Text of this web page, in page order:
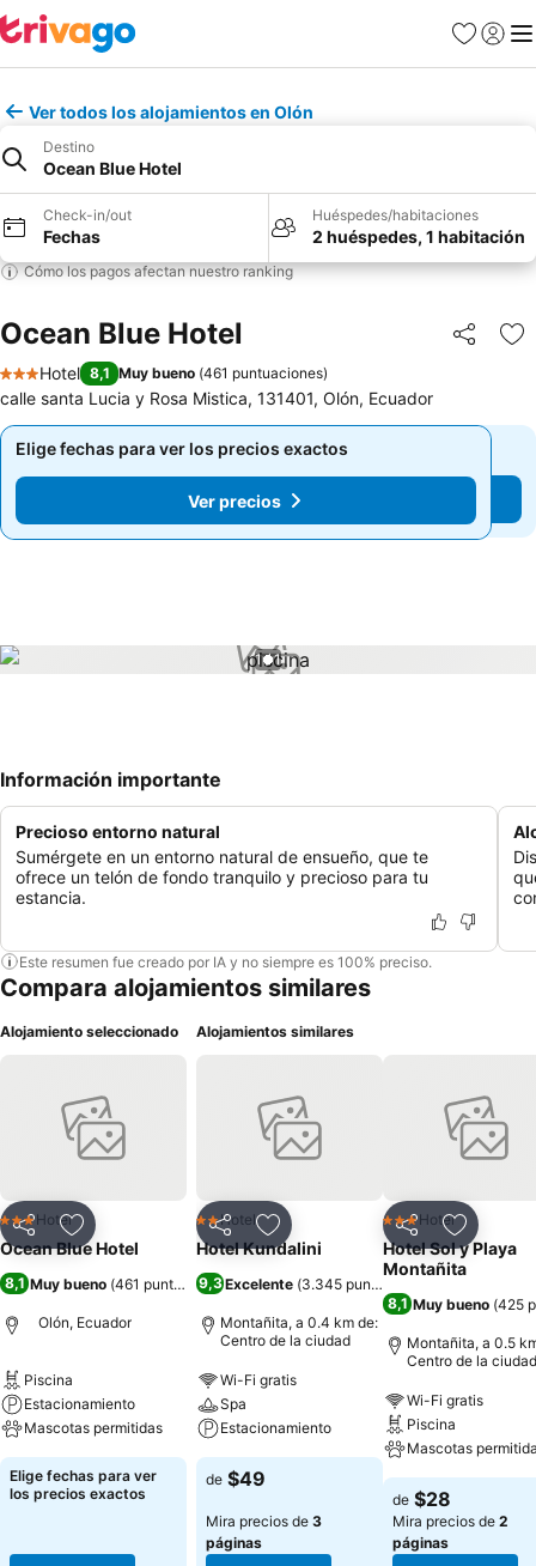
Favoritos
Iniciar
Ver todos los alojamientos en Olón
Destino
Ocean Blue Hotel
Check-in/out
Fechas
Huéspedes/habitaciones
2 huéspedes, 1 habitación
Cómo los pagos afectan nuestro ranking
Ocean Blue Hotel Compartir
3 Estrellas
Hotel 8,1 Muy bueno (461 puntuaciones)
calle santa Lucia y Rosa Mistica, 131401, Olón, Ecuador
Elige fechas para ver los precios exactos
Ver precios
Elige fechas para ver los precios exactos
Ver precios
1 / 1
Información importante
Precioso entorno natural
Sumérgete en un entorno natural de ensueño, que te
ofrece un telón de fondo tranquilo y precioso para tu
estancia.
Este resumen fue creado por IA y no siempre es 100% preciso.
Compara alojamientos similares
Alojamiento seleccionado
CompartirAgregar a favoritos
3 Estrellas
Hotel
Ocean Blue Hotel
8,1 Muy bueno (461 puntuaciones)
Olón, Ecuador
Piscina
Estacionamiento
Mascotas permitidas
Elige fechas para ver
los precios exactos
Alojamientos similares
CompartirAgregar a favoritos
2 Estrellas
Hotel
Hotel Kundalini
9,3Excelente (3.345 puntuaciones
Montañita, a 0.4 km de:
Centro de la ciudad
Wi-Fi gratis
Spa
Estacionamiento
de $49
Mira precios de 3
páginas
CompartirAgregar
3 Estrellas
Hotel
Hotel Sol y Playa
Montañita
8,1 Muy bueno (425
Montañita, a 0.5
Centro de la ciudad
Wi-Fi gratis
Piscina
Mascotas
de $28
Mira precios de 2
páginas